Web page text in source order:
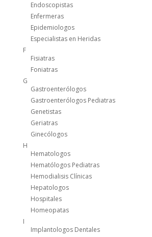
Endoscopistas
Enfermeras
Epidemiologos
Especialistas en Heridas
F
Fisiatras
Foniatras
G
Gastroenterólogos
Gastroenterólogos Pediatras
Genetistas
Geriatras
Ginecólogos
H
Hematologos
Hematólogos Pediatras
Hemodialisis Clínicas
Hepatologos
Hospitales
Homeopatas
I
Implantologos Dentales